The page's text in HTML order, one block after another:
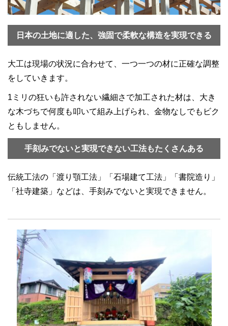
日本の土地に適した、強固で柔軟な構造を実現できる
大工は現場の状況に合わせて、一つ一つの材に正確な調整
をしていきます。
1ミリの狂いも許されない繊細さで加工された材は、大き
な木づちで何度も叩いて組み上げられ、金物なしでもビク
ともしません。
手刻みでないと実現できない工法もたくさんある
伝統工法の「渡り顎工法」「石場建て工法」「書院造り」
「社寺建築」などは、手刻みでないと実現できません。